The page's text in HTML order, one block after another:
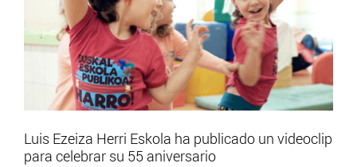
Luis Ezeiza Herri Eskola ha publicado un videoclip
para celebrar su 55 aniversario